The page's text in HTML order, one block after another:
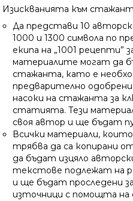
Изискванията към
Да представи 10
1000 и 1300 символа по
екипа на „1001 рецепти”
материалите могат да
стажанта, като е
предварително
насоки на стажанта за
статията. Тези
своя автор и ще бъдат
Всички материали,
трябва да са копирани
да бъдат изцяло
текстове подлежат на
и ще бъдат проследени
източници с помощта на